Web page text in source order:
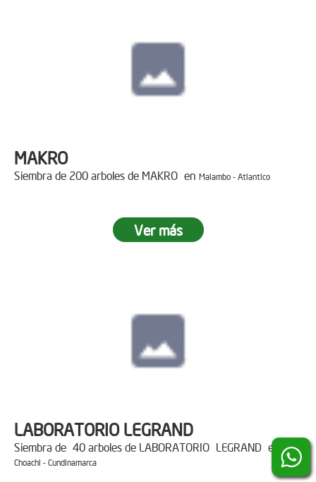
MAKRO
Siembra de 200 arboles de MAKRO en Malambo - Atlantico
Ver más
LABORATORIO LEGRAND
Siembra de 40 arboles de LABORATORIO LEGRAND en
Choachi - Cundinamarca